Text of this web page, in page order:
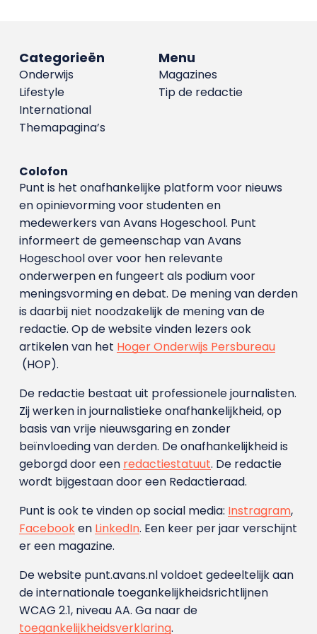
Menu
Magazines
Tip de redactie
Categorieën
Onderwijs
Lifestyle
International
Themapagina’s
Colofon
Punt is het onafhankelijke platform voor nieuws
en opinievorming voor studenten en
medewerkers van Avans Hoge­school. Punt
informeert de gemeenschap van Avans
Hogeschool over voor hen relevante
onderwerpen en fungeert als podium voor
meningsvorming en debat. De mening van derden
is daarbij niet noodzakelijk de mening van de
redactie. Op de website vinden lezers ook
artikelen van het Hoger Onderwijs Persbureau
(HOP).
De redactie bestaat uit professionele journalisten.
Zij werken in journalistieke onafhankelijkheid, op
basis van vrije nieuwsgaring en zonder
beïnvloeding van derden. De onafhankelijkheid is
geborgd door een redactiestatuut. De redactie
wordt bijgestaan door een Redactieraad.
Punt is ook te vinden op social media: Instragram,
Facebooken LinkedIn. Een keer per jaar verschijnt
er een magazine.
De website punt.avans.nl voldoet gedeeltelijk aan
de internationale toegankelijkheidsrichtlijnen
WCAG 2.1, niveau AA. Ga naar de
toegankelijkheidsverklaring.